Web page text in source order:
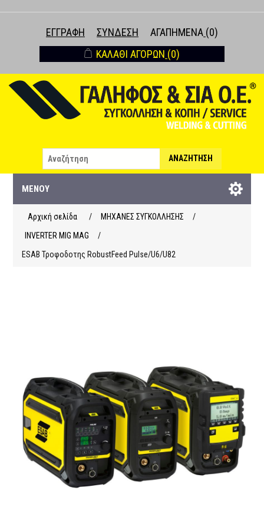
ΕΓΓΡΑΦΉ ΣΎΝΔΕΣΗ ΑΓΑΠΗΜΈΝΑ (0)
ΚΑΛΆΘΙ ΑΓΟΡΏΝ (0)
ΑΝΑΖΉΤΗΣΗ
ΜΕΝΟΎ
Αρχική σελίδα / ΜΗΧΑΝΕΣ ΣΥΓΚΟΛΛΗΣΗΣ
/
INVERTER MIG MAG
/
ESAB Τροφοδοτης RobustFeed Pulse/U6/U82